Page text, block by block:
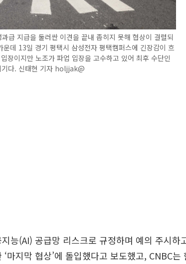
급 지급을 둘러싼 이견을 끝내 좁히지 못해 협상이 결렬되
데 13일 경기 평택시 삼성전자 평택캠퍼스에 긴장감이 흐
장이지만 노조가 파업 입장을 고수하고 있어 최후 수단인
기다. 신태현 기자 holjjak@
능(AI) 공급망 리스크로 규정하며 예의 주시하
마지막 협상’에 돌입했다고 보도했고, CNBC는